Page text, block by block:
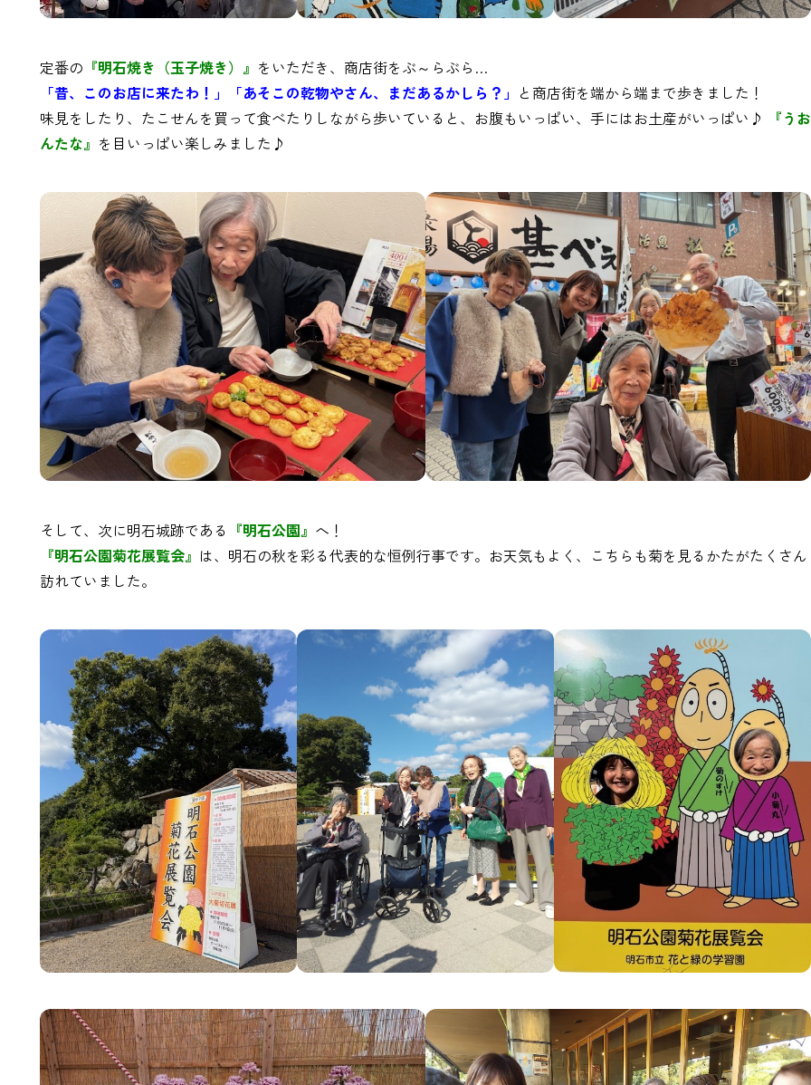
定番の 『明石焼き（玉子焼き）』 をいただき、商店街をぶ～らぶら…
「昔、このお店に来たわ！」「あそこの乾物やさん、まだあるかしら？」 と商店街を端から端まで歩きました！
味見をしたり、たこせんを買って食べたりしながら歩いていると、お腹もいっぱい、手にはお土産がいっぱい♪
『うお
んたな』 を目いっぱい楽しみました♪
そして、次に明石城跡である 『明石公園』 へ！
『明石公園菊花展覧会』 は、明石の秋を彩る代表的な恒例行事です。お天気もよく、こちらも菊を見るかたがたくさん
訪れていました。